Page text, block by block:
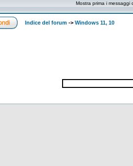
Mostra prima i messaggi
Indice del forum -> Windows 11, 10